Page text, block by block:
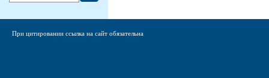
При цитировании ссылка на сайт обязательна